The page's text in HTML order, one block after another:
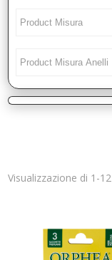
Visualizzazione di 1-